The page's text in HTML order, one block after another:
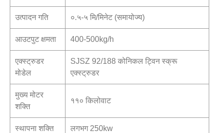
उत्पादन गति ०.५-५ मि/मिनेट (समायोज्य)
आउटपुट क्षमता 400-500kg/h
एक्स्ट्रुडर
मोडेल
SJSZ 92/188 कोनिकल ट्विन स्क्रू
एक्स्ट्रुडर
मुख्य मोटर
शक्ति
११० किलोवाट
स्थापना शक्ति लगभग 250kw